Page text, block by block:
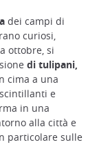
dei campi di
curiosi,
ottobre, si
di tulipani,
cima a una
e
in una
alla città e
particolare sulle